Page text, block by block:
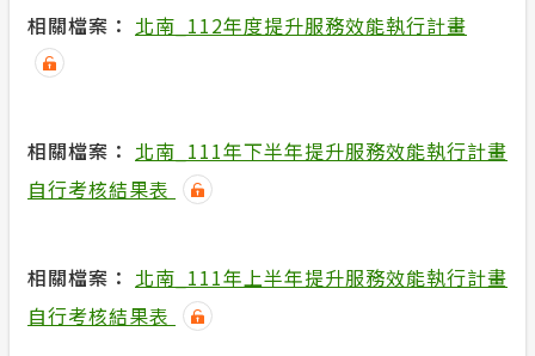
相關檔案： 北南_112年度提升服務效能執行計畫
相關檔案： 北南_111年下半年提升服務效能執行計畫
自行考核結果表
相關檔案： 北南_111年上半年提升服務效能執行計畫
自行考核結果表